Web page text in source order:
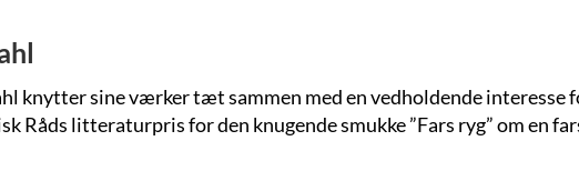
knytter sine værker tæt sammen med en vedholdende interesse
Råds litteraturpris for den knugende smukke ”Fars ryg” om en